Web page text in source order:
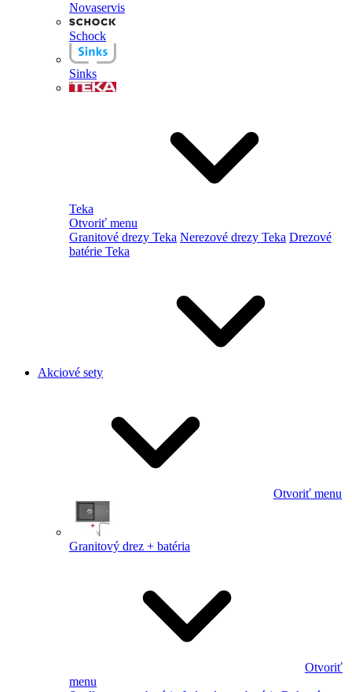
Novaservis
Schock
Sinks
Teka
Otvoriť menu
Granitové drezy Teka Nerezové drezy Teka Drezové
batérie Teka
Akciové sety
Otvoriť menu
Granitový drez + batéria
Otvoriť
menu